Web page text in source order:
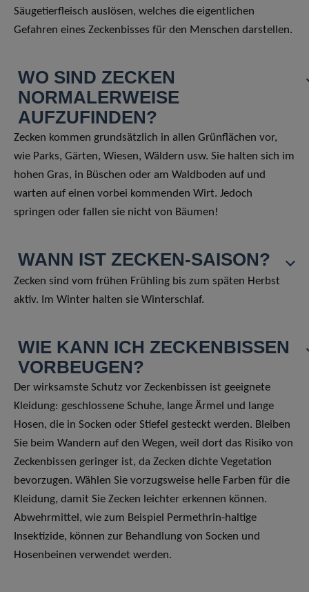
Säugetierfleisch auslösen, welches die eigentlichen
Gefahren eines Zeckenbisses für den Menschen darstellen.
WO SIND ZECKEN
NORMALERWEISE
AUFZUFINDEN?
Zecken kommen grundsätzlich in allen Grünflächen vor,
wie Parks, Gärten, Wiesen, Wäldern usw. Sie halten sich im
hohen Gras, in Büschen oder am Waldboden auf und
warten auf einen vorbei kommenden Wirt. Jedoch
springen oder fallen sie nicht von Bäumen!
WANN IST ZECKEN-SAISON?
Zecken sind vom frühen Frühling bis zum späten Herbst
aktiv. Im Winter halten sie Winterschlaf.
WIE KANN ICH ZECKENBISSEN
VORBEUGEN?
Der wirksamste Schutz vor Zeckenbissen ist geeignete
Kleidung: geschlossene Schuhe, lange Ärmel und lange
Hosen, die in Socken oder Stiefel gesteckt werden. Bleiben
Sie beim Wandern auf den Wegen, weil dort das Risiko von
Zeckenbissen geringer ist, da Zecken dichte Vegetation
bevorzugen. Wählen Sie vorzugsweise helle Farben für die
Kleidung, damit Sie Zecken leichter erkennen können.
Abwehrmittel, wie zum Beispiel Permethrin-haltige
Insektizide, können zur Behandlung von Socken und
Hosenbeinen verwendet werden.